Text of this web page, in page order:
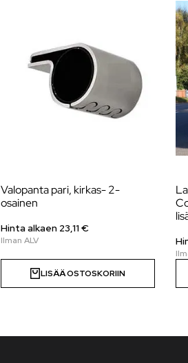
Valopanta pari, kirkas- 2-
osainen
Hinta alkaen 23,11€
LISÄÄ OSTOSKORIIN